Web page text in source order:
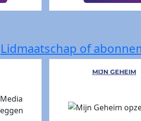
Lidmaatschap of
MIJN GEHEIM